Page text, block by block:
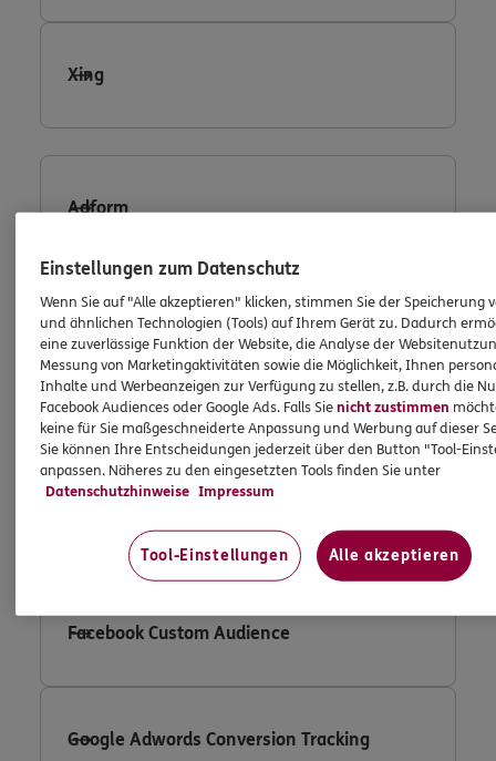
Xing
Adform
Consent Tool OneTrust
Fullstory
Facebook Conversion Tracking
Facebook Custom Audience
Google Adwords Conversion Tracking
Einstellungen zum Datenschutz
Wenn Sie auf "Alle akzeptieren" klicken, stimmen Sie der Speicherung
und ähnlichen Technologien (Tools) auf Ihrem Gerät zu. Dadurch
eine zuverlässige Funktion der Website, die Analyse der
Messung von Marketingaktivitäten sowie die Möglichkeit, Ihnen
Inhalte und Werbeanzeigen zur Verfügung zu stellen, z.B. durch die
Facebook Audiences oder Google Ads. Falls Sienicht zustimmen
keine für Sie maßgeschneiderte Anpassung und Werbung auf dieser
Sie können Ihre Entscheidungen jederzeit über den Button "Tool-
anpassen. Näheres zu den eingesetzten Tools finden Sie unter
Datenschutzhinweise Impressum
Tool-Einstellungen Alle akzeptieren